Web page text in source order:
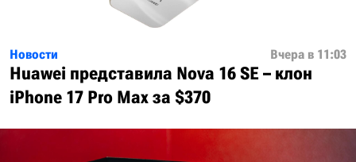
Новости Вчера в 11:03
Huawei представила Nova 16 SE – клон
iPhone 17 Pro Max за $370